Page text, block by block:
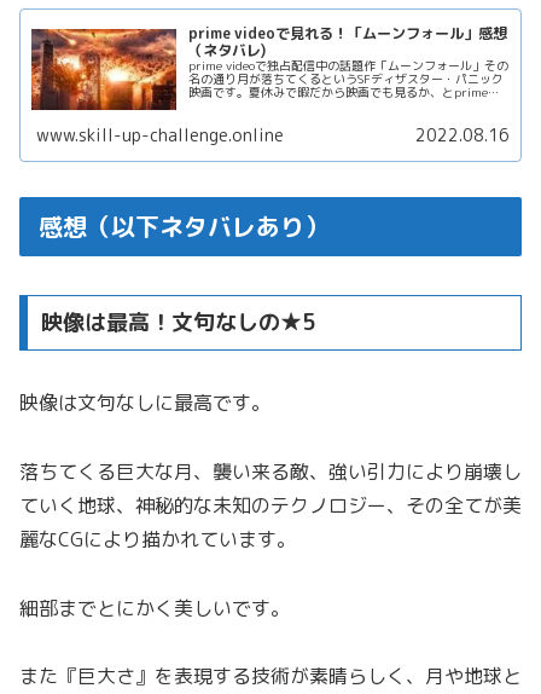
prime videoで見れる！「ムーンフォール」感想
（ネタバレ)
prime videoで独占配信中の話題作「ムーンフォール」その
名の通り月が落ちてくるというSFディザスター・パニック
映画です。夏休みで暇だから映画でも見るか、とprime
videoを物色している私のような方におすすめ。 今回はネ
www.skill-up-challenge.online 2022.08.16
感想（以下ネタバレあり）
映像は最高！文句なしの★5
映像は文句なしに最高です。
落ちてくる巨大な月、襲い来る敵、強い引力により崩壊し
ていく地球、神秘的な未知のテクノロジー、その全てが美
麗なCGにより描かれています。
細部までとにかく美しいです。
また『巨大さ』を表現する技術が素晴らしく、月や地球と